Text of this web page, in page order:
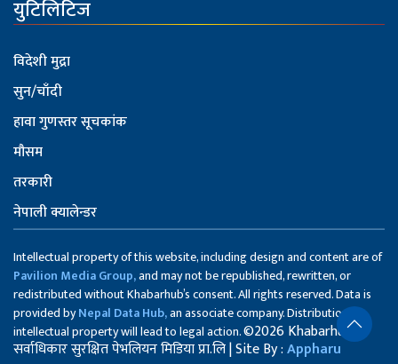
युटिलिटिज
विदेशी मुद्रा
सुन/चाँदी
हावा गुणस्तर सूचकांक
मौसम
तरकारी
नेपाली क्यालेन्डर
Intellectual property of this website, including design and content are of
Pavilion Media Group,and may not be republished, rewritten, or
redistributed without Khabarhub’s consent. All rights reserved. Data is
provided byNepal Data Hub,an associate company. Distribution of
intellectual property will lead to legal action.©2026 Khabarhub
सर्वाधिकार सुरक्षित पेभलियन मिडिया प्रा.लि | Site By :Appharu